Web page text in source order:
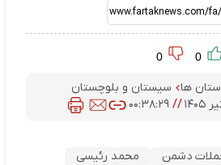
ها
سیستان و بلوچستان
//۰۰:۳۸:۲۹
دشمن محمد رئیسی